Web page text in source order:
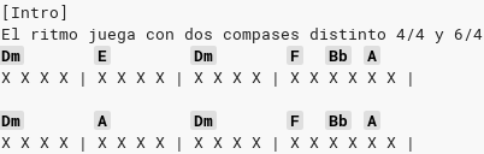
[Intro]
El ritmo juega con dos compases distinto 4/4 y 6/4
Dm
E Dm F Bb
A
X X X X | X X X X | X X X X | X X X X X X |
Dm
A Dm F Bb
A
X X X X | X X X X | X X X X | X X X X X X |